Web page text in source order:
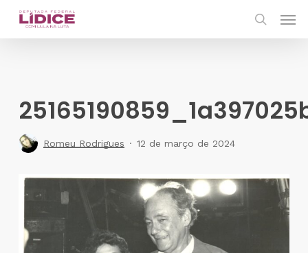
Skip
Romeu Rodrigues 12 de março de 2024